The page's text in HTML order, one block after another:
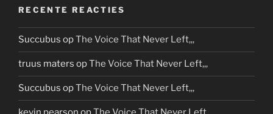
RECENTE REACTIES
Succubus opThe Voice That Never Left,,,
truus maters opThe Voice That Never Left,,,
Succubus opThe Voice That Never Left,,,